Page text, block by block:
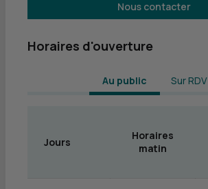
Nous contacter
Horaires d'ouverture
Au public Sur RDV
Jours
Horaires
matin